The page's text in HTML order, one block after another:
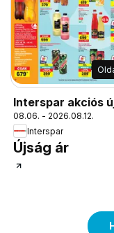
Interspar akciós
08.06. - 2026.08.12.
Interspar
Újság ár